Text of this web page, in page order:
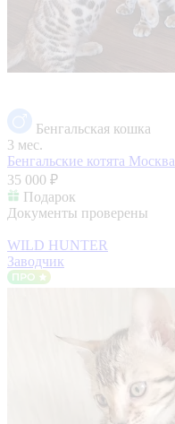
Бенгальская кошка
3 мес.
Бенгальские котята Москва
35 000 ₽
Подарок
Документы проверены
WILD HUNTER
Заводчик